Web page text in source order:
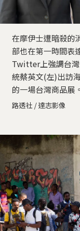
在摩伊士遭暗殺的
部也在第一時間表
Twitter上強調台
統蔡英文(左)出訪
的一場台灣商品展。
路透社 / 達志影像